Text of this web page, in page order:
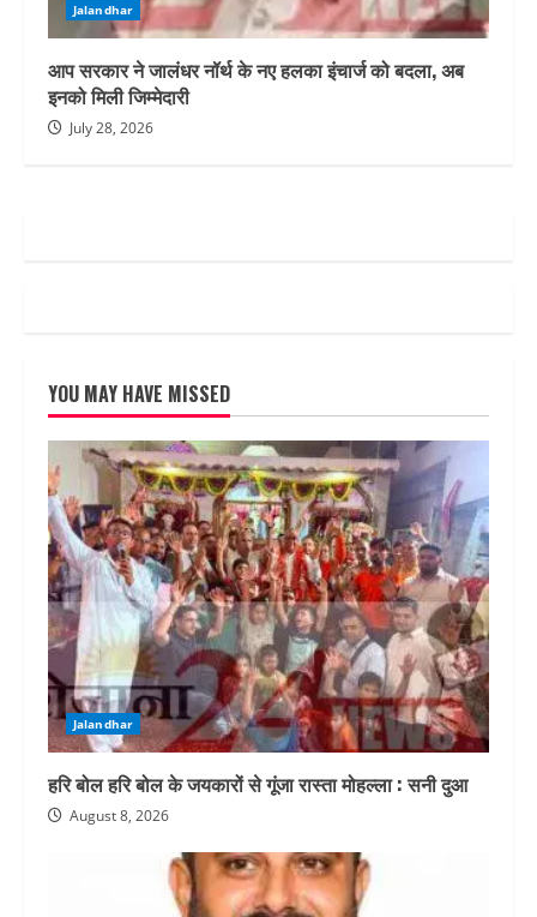
Jalandhar
आप सरकार ने जालंधर नॉर्थ के नए हलका इंचार्ज को बदला, अब
इनको मिली जिम्मेदारी
July 28, 2026
YOU MAY HAVE MISSED
Jalandhar
हरि बोल हरि बोल के जयकारों से गूंजा रास्ता मोहल्ला : सनी दुआ
August 8, 2026